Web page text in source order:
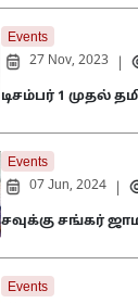
Events
27 Nov, 2023
டிசம்பர் 1 முதல்
Events
07 Jun, 2024
சவுக்கு சங்கர்
Events